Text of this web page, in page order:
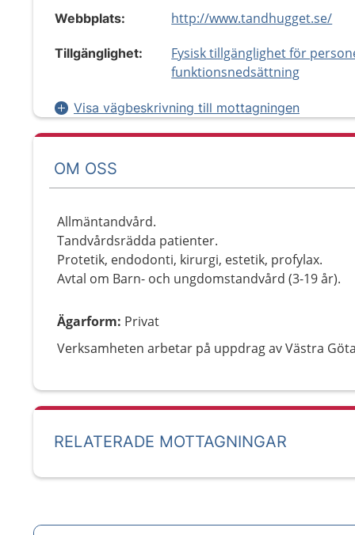
Webbplats: http://www.tandhugget.se/
Tillgänglighet:
Fysisk tillgänglighet för
funktionsnedsättning
Visa vägbeskrivning till mottagningen
OM OSS
Allmäntandvård.
Tandvårdsrädda patienter.
Protetik, endodonti, kirurgi, estetik, profylax.
Avtal om Barn- och ungdomstandvård (3-19 år).
Ägarform: Privat
Verksamheten arbetar på uppdrag av Västra
RELATERADE MOTTAGNINGAR